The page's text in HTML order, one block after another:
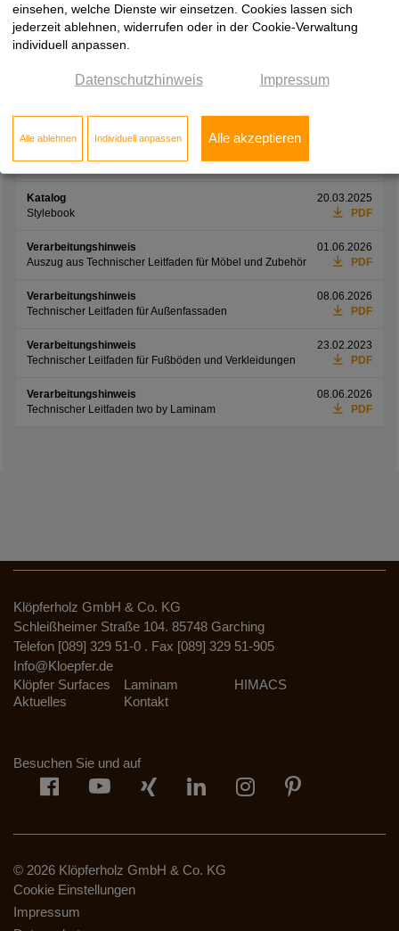
Laminam Supernova
PDF
Broschüre
two by Laminam
Preisliste Möbelfronten
Katalog
Stylebook
20.03.2025
PDF
Verarbeitungshinweis
Auszug aus Technischer Leitfaden für Möbel und Zubehör
01.06.2026
PDF
Verarbeitungshinweis
Technischer Leitfaden für Außenfassaden
08.06.2026
PDF
Verarbeitungshinweis
Technischer Leitfaden für Fußböden und Verkleidungen
23.02.2023
PDF
Verarbeitungshinweis
Technischer Leitfaden two by Laminam
08.06.2026
PDF
Klöpferholz GmbH & Co. KG
Schleißheimer Straße 104. 85748 Garching
Telefon [089] 329 51-0 . Fax [089] 329 51-905
Info@Kloepfer.de
Klöpfer Surfaces
Laminam
HIMACS
Aktuelles
Kontakt
Besuchen Sie und auf
© 2026 Klöpferholz GmbH & Co. KG
Cookie Einstellungen
Impressum
einsehen, welche Dienste wir einsetzen. Cookies lassen sich
jederzeit ablehnen, widerrufen oder in der Cookie-Verwaltung
individuell anpassen.
Datenschutzhinweis Impressum
Alle ablehnen Individuell anpassen Alle akzeptieren